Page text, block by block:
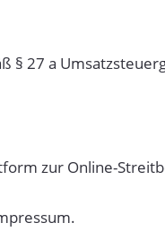
§ 27 a
zur Online-